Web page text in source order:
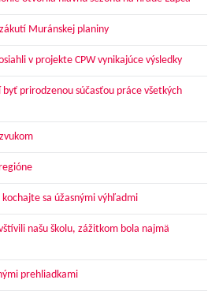
Muránskej planiny
v projekte CPW vynikajúce výsledky
byť prirodzenou súčasťou práce všetkých
kochajte sa úžasnými výhľadmi
našu školu, zážitkom bola najmä
prehliadkami